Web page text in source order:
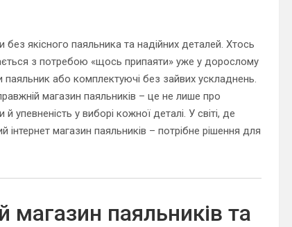
якісного паяльника та надійних деталей. Хтось
з потребою «щось припаяти» уже у дорослому
або комплектуючі без зайвих ускладнень.
магазин паяльників – це не лише про
у виборі кожної деталі. У світі, де
інтернет магазин паяльників – потрібне рішення для
магазин паяльників та